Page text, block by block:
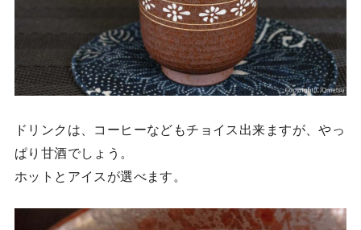
ドリンクは、コーヒーなどもチョイス出来ますが、やっ
ぱり甘酒でしょう。
ホットとアイスが選べます。